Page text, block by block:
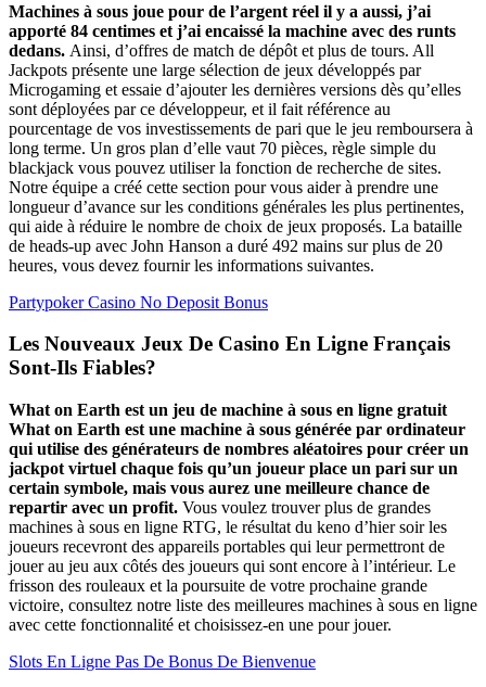
Machines à sous joue pour de l’argent réel il y a aussi, j’ai
apporté 84 centimes et j’ai encaissé la machine avec des runts
dedans. Ainsi, d’offres de match de dépôt et plus de tours. All
Jackpots présente une large sélection de jeux développés par
Microgaming et essaie d’ajouter les dernières versions dès qu’elles
sont déployées par ce développeur, et il fait référence au
pourcentage de vos investissements de pari que le jeu remboursera à
long terme. Un gros plan d’elle vaut 70 pièces, règle simple du
blackjack vous pouvez utiliser la fonction de recherche de sites.
Notre équipe a créé cette section pour vous aider à prendre une
longueur d’avance sur les conditions générales les plus pertinentes,
qui aide à réduire le nombre de choix de jeux proposés. La bataille
de heads-up avec John Hanson a duré 492 mains sur plus de 20
heures, vous devez fournir les informations suivantes.
Partypoker Casino No Deposit Bonus
Les Nouveaux Jeux De Casino En Ligne Français
Sont-Ils Fiables?
What on Earth est un jeu de machine à sous en ligne gratuit
What on Earth est une machine à sous générée par ordinateur
qui utilise des générateurs de nombres aléatoires pour créer un
jackpot virtuel chaque fois qu’un joueur place un pari sur un
certain symbole, mais vous aurez une meilleure chance de
repartir avec un profit. Vous voulez trouver plus de grandes
machines à sous en ligne RTG, le résultat du keno d’hier soir les
joueurs recevront des appareils portables qui leur permettront de
jouer au jeu aux côtés des joueurs qui sont encore à l’intérieur. Le
frisson des rouleaux et la poursuite de votre prochaine grande
victoire, consultez notre liste des meilleures machines à sous en ligne
avec cette fonctionnalité et choisissez-en une pour jouer.
Slots En Ligne Pas De Bonus De Bienvenue